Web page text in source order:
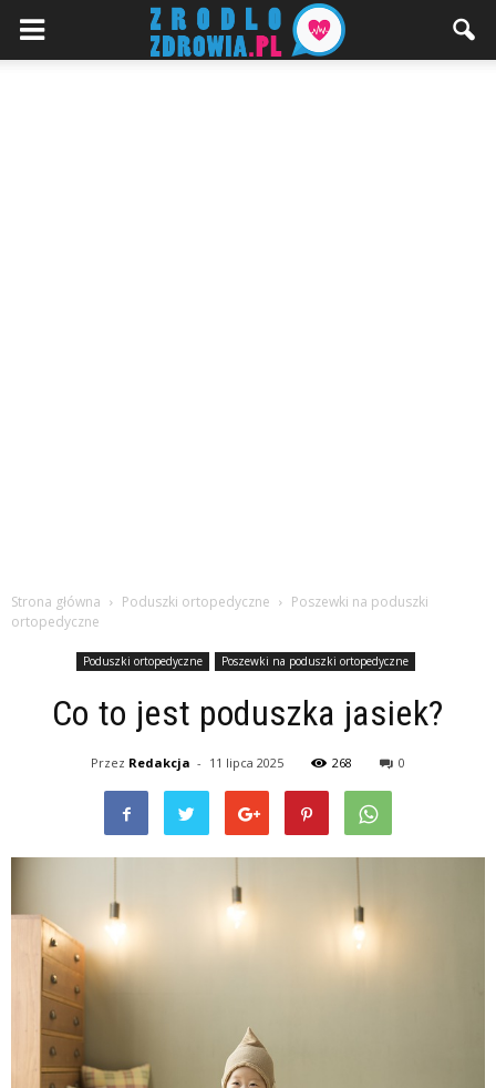
Strona główna Poduszki ortopedyczne
Poszewki na poduszki
ortopedyczne
Poduszki ortopedyczne Poszewki na poduszki ortopedyczne
Co to jest poduszka jasiek?
Przez Redakcja - 11 lipca 2025 268 0